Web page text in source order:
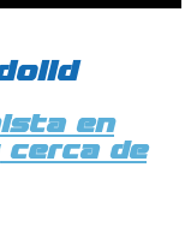
en
cerca de